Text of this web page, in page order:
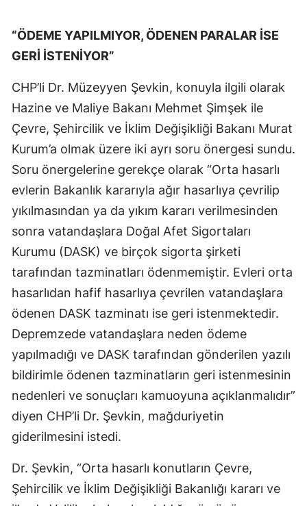
“ÖDEME YAPILMIYOR, ÖDENEN PARALAR İSE
GERİ İSTENİYOR”
CHP’li Dr. Müzeyyen Şevkin, konuyla ilgili olarak
Hazine ve Maliye Bakanı Mehmet Şimşek ile
Çevre, Şehircilik ve İklim Değişikliği Bakanı Murat
Kurum’a olmak üzere iki ayrı soru önergesi sundu.
Soru önergelerine gerekçe olarak “Orta hasarlı
evlerin Bakanlık kararıyla ağır hasarlıya çevrilip
yıkılmasından ya da yıkım kararı verilmesinden
sonra vatandaşlara Doğal Afet Sigortaları
Kurumu (DASK) ve birçok sigorta şirketi
tarafından tazminatları ödenmemiştir. Evleri orta
hasarlıdan hafif hasarlıya çevrilen vatandaşlara
ödenen DASK tazminatı ise geri istenmektedir.
Depremzede vatandaşlara neden ödeme
yapılmadığı ve DASK tarafından gönderilen yazılı
bildirimle ödenen tazminatların geri istenmesinin
nedenleri ve sonuçları kamuoyuna açıklanmalıdır”
diyen CHP’li Dr. Şevkin, mağduriyetin
giderilmesini istedi.
Dr. Şevkin, “Orta hasarlı konutların Çevre,
Şehircilik ve İklim Değişikliği Bakanlığı kararı ve